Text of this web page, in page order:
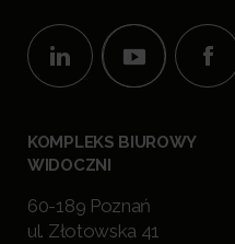
KOMPLEKS BIUROWY
WIDOCZNI
60-189 Poznań
ul. Złotowska 41